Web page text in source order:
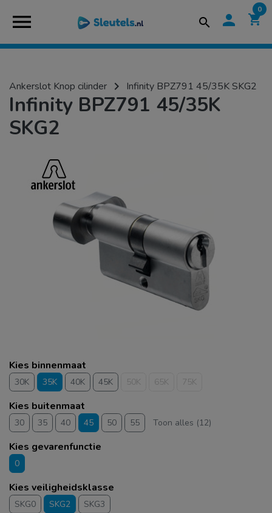
menu search person shopping_cart
0
Ankerslot Knop cilinder navigate_next Infinity BPZ791 45/35K SKG2
Infinity BPZ791 45/35K
SKG2
Kies binnenmaat
30K 35K 40K 45K 50K 65K 75K
Kies buitenmaat
30 35 40 45 50 55 Toon alles (12)
Kies gevarenfunctie
0
Kies veiligheidsklasse
SKG0 SKG2 SKG3